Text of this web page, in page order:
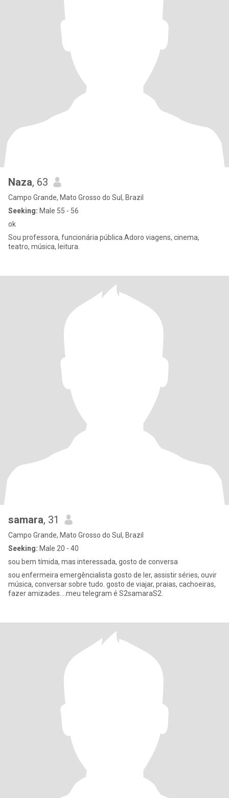
Naza, 63
Campo Grande, Mato Grosso do Sul, Brazil
Seeking: Male 55 - 56
ok
Sou professora, funcionária pública.Adoro viagens, cinema,
teatro, música, leitura.
samara, 31
Campo Grande, Mato Grosso do Sul, Brazil
Seeking: Male 20 - 40
sou bem tímida, mas interessada, gosto de conversa
sou enfermeira emergêncialista gosto de ler, assistir séries, ouvir
música, conversar sobre tudo. gosto de viajar, praias, cachoeiras,
fazer amizades....meu telegram é S2samaraS2.